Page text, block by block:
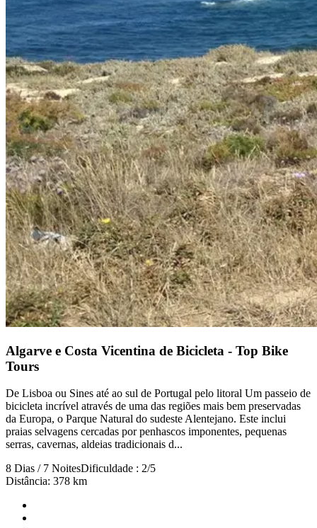
Porto a Lisboa Tour em Bicicleta - Top Bike Tours
13 Dias|2/5
Algarve e Costa Vicentina de Bicicleta - Top Bike
Tours
De Lisboa ou Sines até ao sul de Portugal pelo litoral Um passeio de
bicicleta incrível através de uma das regiões mais bem preservadas
da Europa, o Parque Natural do sudeste Alentejano. Este inclui
praias selvagens cercadas por penhascos imponentes, pequenas
serras, cavernas, aldeias tradicionais d...
8 Dias / 7 NoitesDificuldade : 2/5
Distância: 378 km